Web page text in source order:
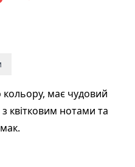
має чудовий
квітковим нотами та